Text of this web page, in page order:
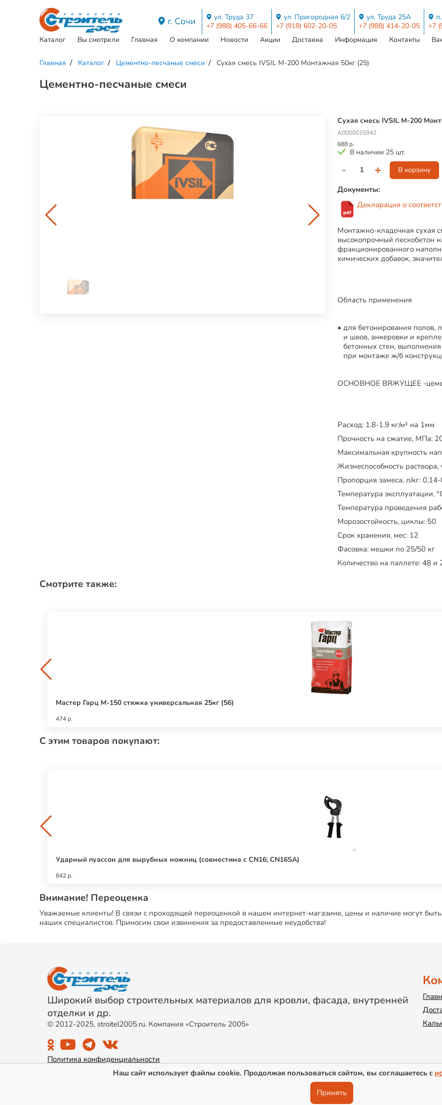
г. Сочи
ул. Труда 37
+7 (988) 405-66-66
ул. Пригородная 6/2
+7 (918) 602-20-05
ул. Труда 25А
+7 (988) 414-20-05
+7
Каталог
Вы смотрели Главная О компании Новости Акции Доставка Информация Контакты
Главная Каталог Цементно-песчаные смеси Сухая смесь IVSIL M-200 Монтажная 50кг (25)
Цементно-песчаные смеси
Сухая смесь IVSIL M-200
А0000015942
688 р.
В наличии 25 шт.
- + В корзину
Документы:
Декларация о
Монтажно-кладочная сухая
высокопрочный пескобетон
фракционированного
химических добавок,
Область применения
для бетонирования полов,
и швов, анкеровки и
бетонных стен,
при монтаже ж/б
ОСНОВНОЕ ВЯЖУЩЕЕ -
Расход: 1.8-1.9 кг/м² на 1мм
Прочность на сжатие, МПа:
Максимальная крупность
Жизнеспособность раствора,
Пропорция замеса, л/кг:
Температура эксплуатации,
Температура проведения
Морозостойкость, циклы: 50
Срок хранения, мес: 12
Фасовка: мешки по 25/50 кг
Количество на паллете:48 и
Смотрите также:
Мастер Гарц М-150 стяжка универсальная 25кг (56)
474 р.
С этим товаров покупают:
Ударный пуассон для вырубных ножниц (совместима с CN16; CN16SA)
842 р.
Внимание! Переоценка
Уважаемые клиенты! В связи с проходящей переоценкой в нашем интернет-магазине, цены и наличие могут
наших специалистов. Приносим свои извинения за предоставленные неудобства!
Широкий выбор строительных материалов для кровли, фасада, внутренней
отделки и др.
© 2012-2025, stroitel2005.ru. Компания «Строитель 2005»
Политика конфиденциальности
Наш сайт использует файлы cookie. Продолжая пользоваться сайтом, вы соглашаетесь с
Принять